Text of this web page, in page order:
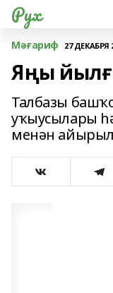
Рух
Мәғариф 27 ДЕКАБРЯ
Яңы
Талбазы
уҡыусылары
менән